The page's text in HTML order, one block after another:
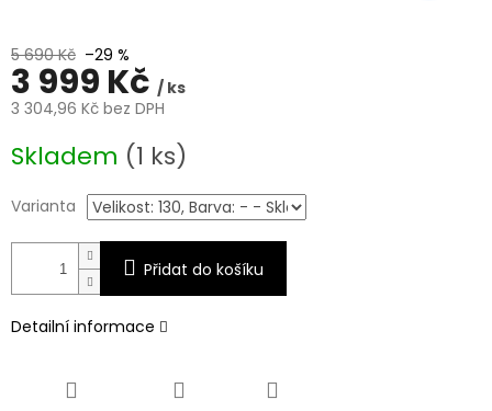
5 690 Kč –29 %
3 999 Kč / ks
3 304,96 Kč bez DPH
cena:
Skladem (1 ks)
Varianta
Přidat do košíku
Detailní informace